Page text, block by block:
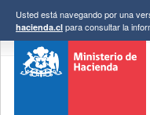
Usted está navegando por una
hacienda.cl para consultar la